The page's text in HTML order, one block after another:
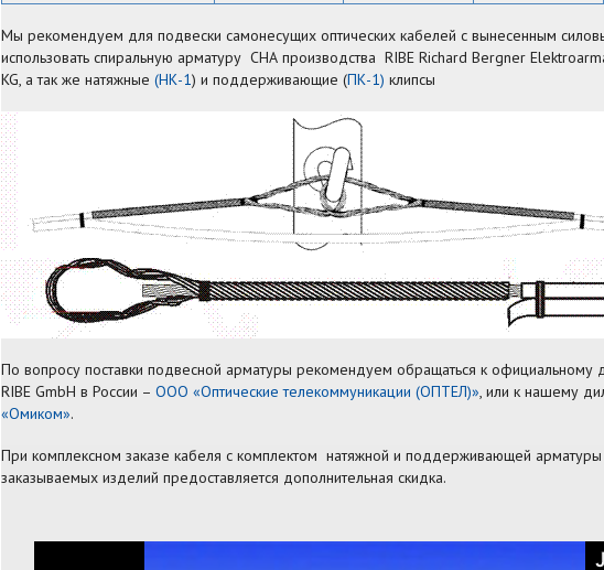
Мы рекомендуем для подвески самонесущих оптических кабелей с вынесенным
использовать спиральную арматуру СНА производства RIBE Richard Bergner
KG, а так же натяжные (НК-1) и поддерживающие (ПК-1) клипсы
По вопросу поставки подвесной арматуры рекомендуем обращаться к официальному
RIBE GmbH в России – ООО «Оптические телекоммуникации (ОПТЕЛ)», или к нашему
«Омиком».
При комплексном заказе кабеля с комплектом натяжной и поддерживающей
заказываемых изделий предоставляется дополнительная скидка.